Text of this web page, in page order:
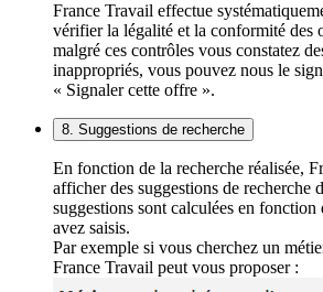
France Travail effectue
vérifier la légalité et la conformité des
malgré ces contrôles vous constatez
inappropriés, vous pouvez nous le
« Signaler cette offre ».
8. Suggestions de recherche
En fonction de la recherche réalisée,
afficher des suggestions de recherche
suggestions sont calculées en fonction
avez saisis.
Par exemple si vous cherchez un
France Travail peut vous proposer :